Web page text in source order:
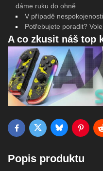
dáme ruku do ohně
V případě
Potřebujete poradit?
A co zkusit náš top
FacebookTwitterBluesky
Popis produktu